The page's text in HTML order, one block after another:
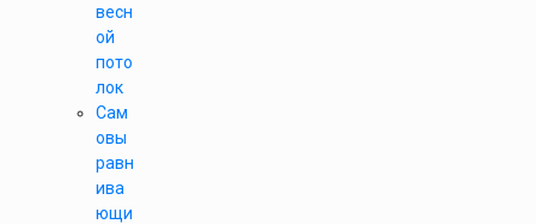
весн
ой
пото
лок
Сам
овы
равн
ива
ющи